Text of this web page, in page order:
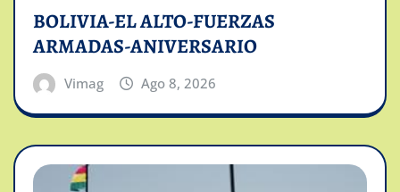
BOLIVIA-EL ALTO-FUERZAS
ARMADAS-ANIVERSARIO
Vimag Ago 8, 2026